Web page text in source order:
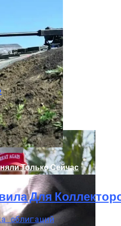
Рубежом: Советы Для
Только Сейчас
Для